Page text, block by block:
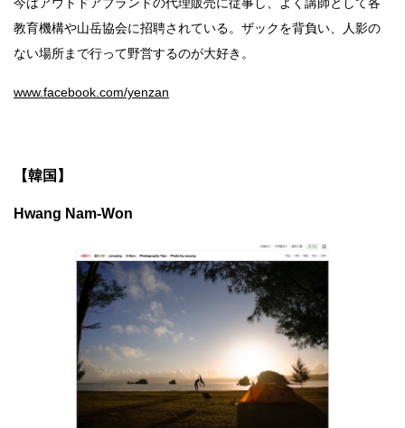
教育機構や山岳協会に招聘されている。ザックを背負い、人影の
ない場所まで行って野営するのが大好き。
www.facebook.com/yenzan
【韓国】
Hwang Nam-Won